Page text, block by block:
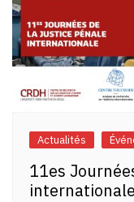
Actualités
11es
internationale